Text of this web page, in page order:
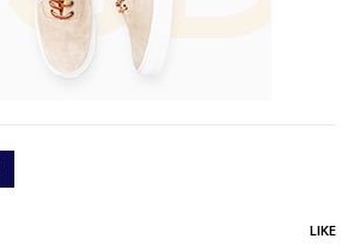
LIKE